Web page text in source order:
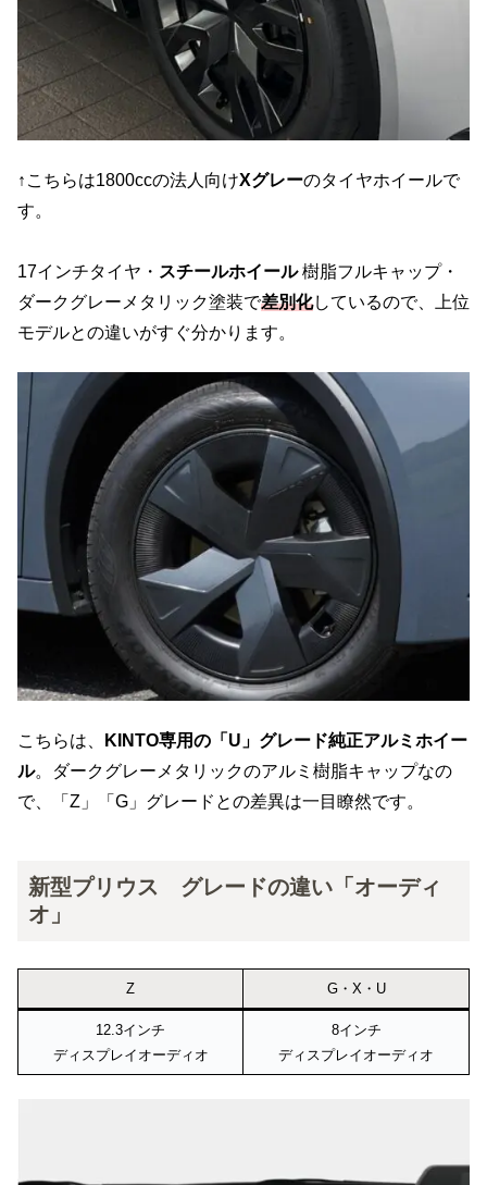
↑こちらは1800ccの法人向けXグレーのタイヤホイールで
す。
17インチタイヤ・ スチールホイール樹脂フルキャップ・
ダークグレーメタリック塗装で差別化しているので、上位
モデルとの違いがすぐ分かります。
こちらは、
KINTO専用の「U」グレード純正アルミホイー
ル。ダークグレーメタリックのアルミ樹脂キャップなの
で、「Z」「G」グレードとの差異は一目瞭然です。
新型プリウス グレードの違い「オーディ
オ」
Z G・X・U
12.3インチ
ディスプレイオーディオ
8インチ
ディスプレイオーディオ